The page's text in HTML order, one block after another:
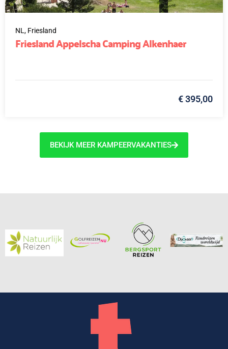
NL, Friesland
Friesland Appelscha Camping Alkenhaer
€ 395,00
BEKIJK MEER KAMPEERVAKANTIES